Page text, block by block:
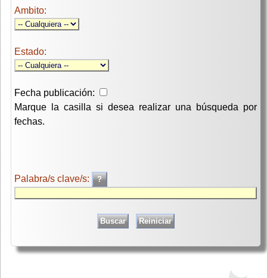
Ambito:
Estado:
Fecha publicación:
Marque la casilla si desea realizar una búsqueda por
fechas.
Palabra/s clave/s: